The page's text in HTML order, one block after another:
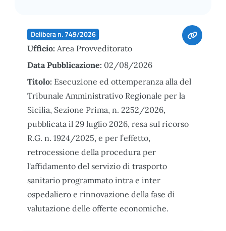
Delibera n. 749/2026
Ufficio: Area Provveditorato
Data Pubblicazione: 02/08/2026
Titolo: Esecuzione ed ottemperanza alla del
Tribunale Amministrativo Regionale per la
Sicilia, Sezione Prima, n. 2252/2026,
pubblicata il 29 luglio 2026, resa sul ricorso
R.G. n. 1924/2025, e per l’effetto,
retrocessione della procedura per
l'affidamento del servizio di trasporto
sanitario programmato intra e inter
ospedaliero e rinnovazione della fase di
valutazione delle offerte economiche.